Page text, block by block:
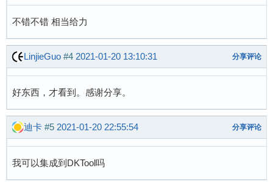
不错不错 相当给力
LinjieGuo #4 2021-01-20 13:10:31 分享评论
好东西，才看到。感谢分享。
迪卡 #5 2021-01-20 22:55:54 分享评论
我可以集成到DKTool吗